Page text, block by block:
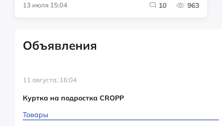
13 июля 15:04 10 963
Объявления
11 августа, 16:04
Куртка на подростка CROPP
Товары